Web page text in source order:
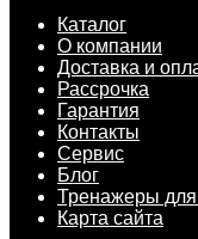
Каталог
О компании
Доставка и
Рассрочка
Гарантия
Контакты
Сервис
Блог
Тренажеры для
Карта сайта